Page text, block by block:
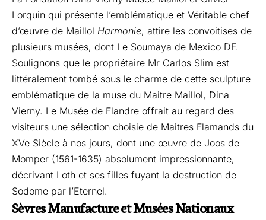
Lorquin qui présente l’emblématique et Véritable chef
d’œuvre de Maillol Harmonie, attire les convoitises de
plusieurs musées, dont Le Soumaya de Mexico DF.
Soulignons que le propriétaire Mr Carlos Slim est
littéralement tombé sous le charme de cette sculpture
emblématique de la muse du Maitre Maillol, Dina
Vierny. Le Musée de Flandre offrait au regard des
visiteurs une sélection choisie de Maitres Flamands du
XVe Siècle à nos jours, dont une œuvre de Joos de
Momper (1561-1635) absolument impressionnante,
décrivant Loth et ses filles fuyant la destruction de
Sodome par l’Eternel.
Sèvres Manufacture et Musées Nationaux